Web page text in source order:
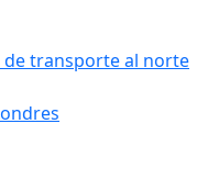
de transporte al norte